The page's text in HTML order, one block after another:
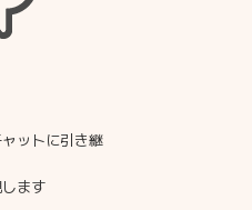
ットに引き継
ます